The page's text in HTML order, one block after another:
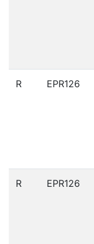
R EPR126
R EPR126